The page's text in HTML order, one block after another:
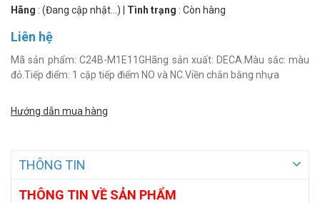
Hãng : (Đang cập nhật...) Tình trạng : Còn hàng
Liên hệ
Mã sản phẩm: C24B-M1E11GHãng sản xuất: DECA.Màu sắc: màu
đỏ.Tiếp điểm: 1 cặp tiếp điểm NO và NC.Viền chắn bằng nhựa
Hướng dẫn mua hàng
THÔNG TIN
THÔNG TIN VỀ SẢN PHẨM